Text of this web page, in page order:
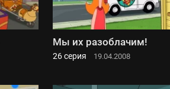
Мы их разоблачим!
26 серия 19.04.2008